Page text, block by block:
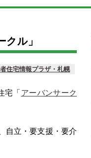
クル」
住宅情報プラザ・札幌
宅「 アーバンサーク
自立・要支援・要介